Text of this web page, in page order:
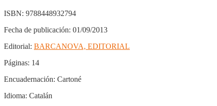
ISBN: 9788448932794
Fecha de publicación: 01/09/2013
Editorial: BARCANOVA, EDITORIAL
Páginas: 14
Encuadernación: Cartoné
Idioma: Catalán